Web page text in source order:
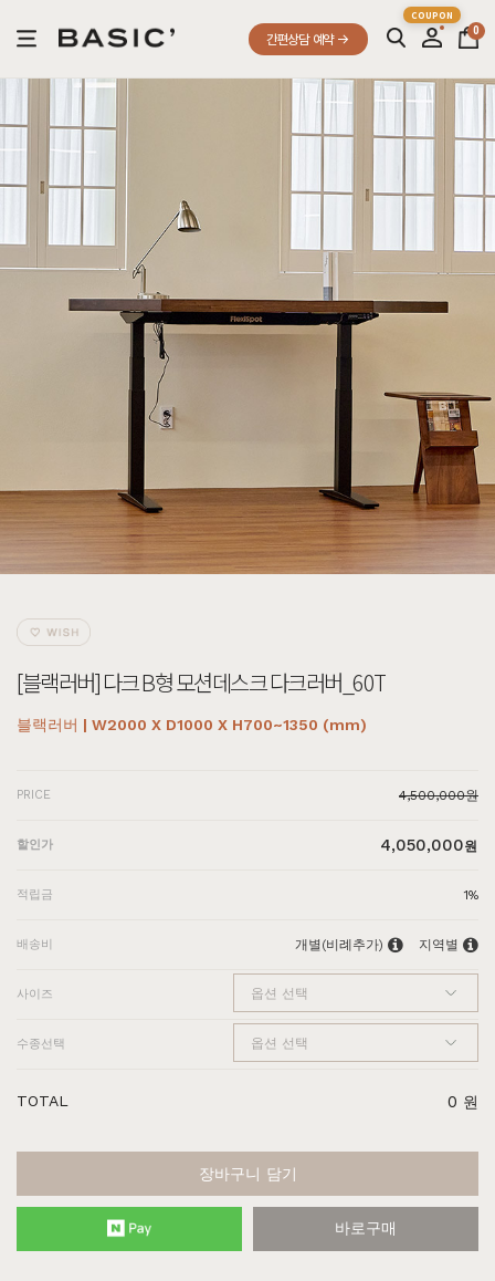
간편상담 예약
0
[블랙러버] 다크 B형 모션데스크 다크러버_60T
블랙러버 | W2000 X D1000 X H700~1350 (mm)
PRICE 4,500,000원
할인가 4,050,000원
적립금 1%
배송비 개별(비례추가) 지역별
사이즈
수종선택
TOTAL 0 원
장바구니 담기
바로구매